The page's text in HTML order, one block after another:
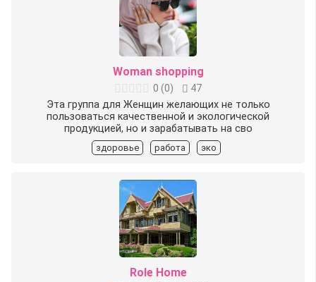
Woman shopping
0 (0)
47
Эта группа для Женщин желающих не только
пользоваться качественной и экологической
продукцией, но и зарабатывать на сво
здоровье работа эко
Role Home